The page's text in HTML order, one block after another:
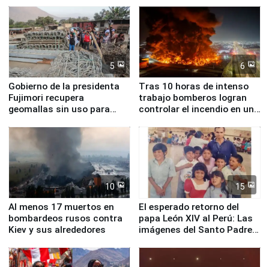
5
Gobierno de la presidenta
Fujimori recupera
geomallas sin uso para
Fenómeno El Niño
6
Tras 10 horas de intenso
trabajo bomberos logran
controlar el incendio en una
de Chile
10
Al menos 17 muertos en
bombardeos rusos contra
Kiev y sus alrededores
15
El esperado retorno del
papa León XIV al Perú: Las
imágenes del Santo Padre